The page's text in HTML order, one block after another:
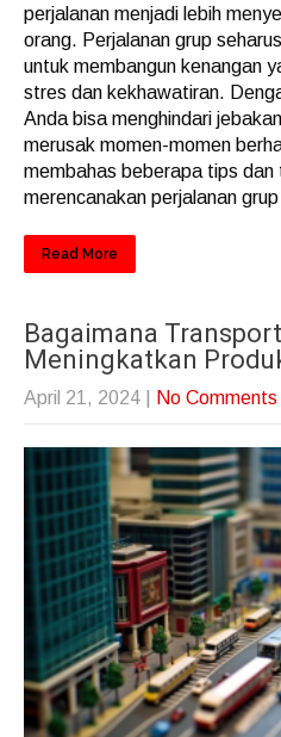
perjalanan menjadi lebih
orang. Perjalanan grup
untuk membangun kenangan
stres dan kekhawatiran.
Anda bisa menghindari
merusak momen-momen
membahas beberapa tips dan
merencanakan perjalanan
Read More
Bagaimana
Meningkatkan
April 21, 2024 No Comments